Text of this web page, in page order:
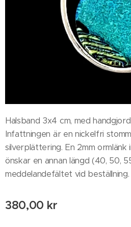
Halsband 3x4 cm, med
Infattningen är en nickelfri
silverplättering. En 2mm ormlänk
önskar en annan längd (40, 50,
meddelandefältet vid beställning.
380,00 kr